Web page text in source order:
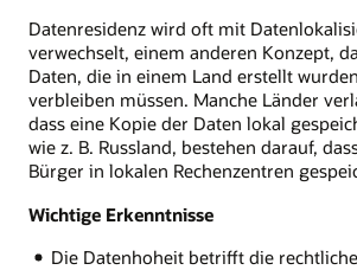
Datenresidenz wird oft mit
verwechselt, einem anderen Konzept,
Daten, die in einem Land erstellt
verbleiben müssen. Manche Länder
dass eine Kopie der Daten lokal
wie z. B. Russland, bestehen darauf,
Bürger in lokalen Rechenzentren
Wichtige Erkenntnisse
Die Datenhoheit betrifft die